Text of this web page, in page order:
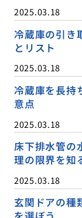
2025.03.18
冷蔵庫の引き
とリスト
2025.03.18
冷蔵庫を長持
意点
2025.03.18
床下排水管の
理の限界を知
2025.03.18
玄関ドアの種